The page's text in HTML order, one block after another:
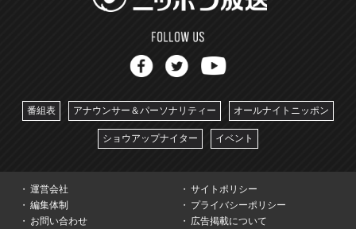
番組表 アナウンサー＆パーソナリティー オールナイトニッポン
ショウアップナイター イベント
運営会社
サイトポリシー
編集体制
プライバシーポリシー
お問い合わせ
広告掲載について